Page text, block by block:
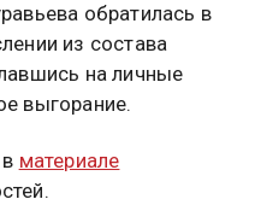
обратилась в
из состава
на личные
выгорание.
материале